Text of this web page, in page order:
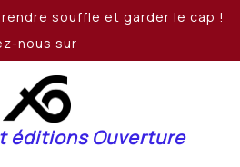
souffle et garder le cap !
nous sur
éditions Ouverture